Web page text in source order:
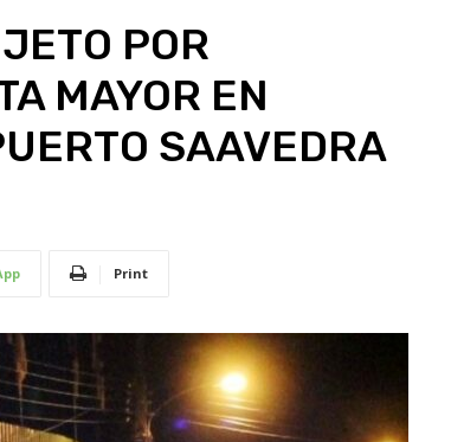
POR
MAYOR EN
SAAVEDRA
Print